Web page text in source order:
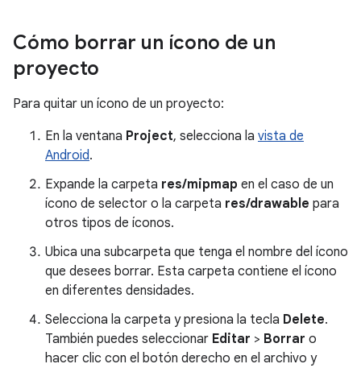
Cómo borrar un ícono de un
proyecto
Para quitar un ícono de un proyecto:
En la ventana Project, selecciona la vista de
Android.
Expande la carpeta res/mipmap en el caso de un
ícono de selector o la carpeta res/drawable para
otros tipos de íconos.
Ubica una subcarpeta que tenga el nombre del ícono
que desees borrar. Esta carpeta contiene el ícono
en diferentes densidades.
Selecciona la carpeta y presiona la tecla Delete.
También puedes seleccionar Editar > Borrar o
hacer clic con el botón derecho en el archivo y